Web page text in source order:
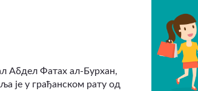
Абдел Фатах ал-Бурхан,
је у грађанском рату од